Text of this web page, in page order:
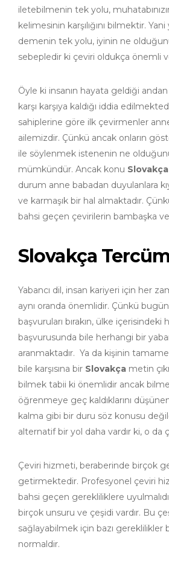
iletebilmenin tek yolu,
kelimesinin karşılığını bilmektir.
demenin tek yolu, iyinin ne
sebepledir ki çeviri oldukça önemli
Öyle ki insanın hayata geldiği
karşı karşıya kaldığı iddia
sahiplerine göre ilk çevirmenler
ailemizdir. Çünkü ancak onların
ile söylenmek istenenin ne
mümkündür. Ancak konu
durum anne babadan duyulanlara
ve karmaşık bir hal almaktadır.
bahsi geçen çevirilerin bambaşka
Slovakça
Yabancı dil, insan kariyeri için her
aynı oranda önemlidir. Çünkü bugün
başvuruları bırakın, ülke içerisindeki
başvurusunda bile herhangi bir
aranmaktadır. Ya da kişinin
bile karşısına bir Slovakça metin
bilmek tabii ki önemlidir ancak
öğrenmeye geç kaldıklarını
kalma gibi bir duru söz konusu
alternatif bir yol daha vardır ki, o da
Çeviri hizmeti, beraberinde birçok
getirmektedir. Profesyonel çeviri
bahsi geçen gerekliliklere
birçok unsuru ve çeşidi vardır. Bu
sağlayabilmek için bazı gereklilikler
normaldir.